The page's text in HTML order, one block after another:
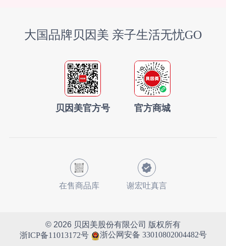
大国品牌贝因美 亲子生活无忧GO
贝因美官方号 官方商城
在售商品库 谢宏吐真言
© 2026 贝因美股份有限公司 版权所有
浙ICP备11013172号
浙公网安备 33010802004482号